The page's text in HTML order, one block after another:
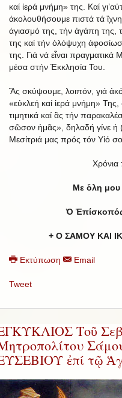
καί ἱερά μνήμη» της. Καί
ἀκολουθήσουμε πιστά τά
ἁγιασμό της, τήν ἀγάπη της,
της καί τήν ὁλόψυχη
της. Γιά νά εἶναι
μέσα στήν Ἐκκλησία Του.
Ἂς σκύψουμε, λοιπόν, γιά
«εὐκλεή καί ἱερά μνήμη»
τιμητικά καί ἂς τήν
σῶσον ἡμᾶς», δηλαδή γίνε ἡ
Μεσίτριά μας πρός τόν Υἱό
Χρόνια
Με ὅλη
Ὁ
+ Ο ΣΑΜΟΥ ΚΑΙ
Εκτύπωση Email
Tweet
Τοῦ
ἐπί τῷ